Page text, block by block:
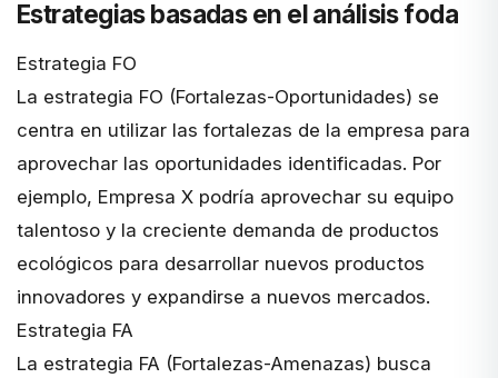
Estrategias basadas en el análisis foda
Estrategia FO
La estrategia FO (Fortalezas-Oportunidades) se
centra en utilizar las fortalezas de la empresa para
aprovechar las oportunidades identificadas. Por
ejemplo, Empresa X podría aprovechar su equipo
talentoso y la creciente demanda de productos
ecológicos para desarrollar nuevos productos
innovadores y expandirse a nuevos mercados.
Estrategia FA
La estrategia FA (Fortalezas-Amenazas) busca